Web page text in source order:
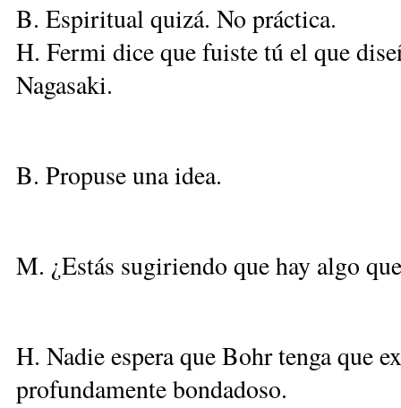
B. Espiritual quizá. No práctica.
H. Fermi dice que fuiste tú el que
Nagasaki.
B. Propuse una idea.
M. ¿Estás sugiriendo que hay algo
H. Nadie espera que Bohr tenga que
profundamente bondadoso.